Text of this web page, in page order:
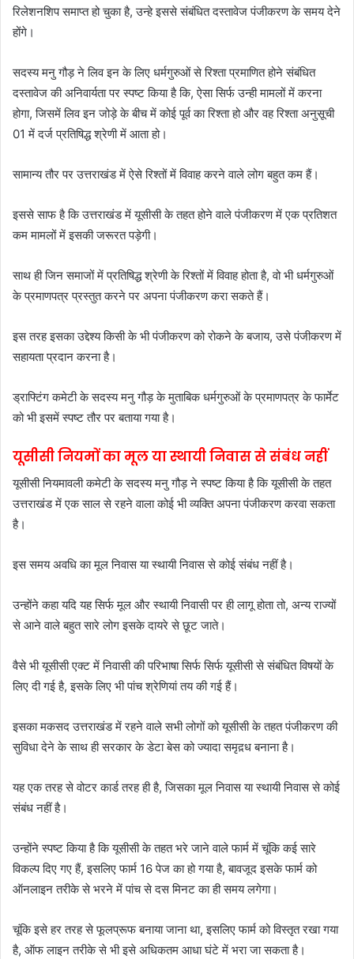
रिलेशनशिप समाप्त हो चुका है, उन्हे इससे संबंधित दस्तावेज पंजीकरण के समय देने
होंगे।
सदस्य मनु गौड़ ने लिव इन के लिए धर्मगुरुओं से रिश्ता प्रमाणित होने संबंधित
दस्तावेज की अनिवार्यता पर स्पष्ट किया है कि, ऐसा सिर्फ उन्ही मामलों में करना
होगा, जिसमें लिव इन जोड़े के बीच में कोई पूर्व का रिश्ता हो और वह रिश्ता अनुसूची
01 में दर्ज प्रतिषिद्ध श्रेणी में आता हो।
सामान्य तौर पर उत्तराखंड में ऐसे रिश्तों में विवाह करने वाले लोग बहुत कम हैं।
इससे साफ है कि उत्तराखंड में यूसीसी के तहत होने वाले पंजीकरण में एक प्रतिशत
कम मामलों में इसकी जरूरत पड़ेगी।
साथ ही जिन समाजों में प्रतिषिद्ध श्रेणी के रिश्तों में विवाह होता है, वो भी धर्मगुरुओं
के प्रमाणपत्र प्रस्तुत करने पर अपना पंजीकरण करा सकते हैं।
इस तरह इसका उद्देश्य किसी के भी पंजीकरण को रोकने के बजाय, उसे पंजीकरण में
सहायता प्रदान करना है।
ड्राफ्टिंग कमेटी के सदस्य मनु गौड़ के मुताबिक धर्मगुरुओं के प्रमाणपत्र के फार्मेट
को भी इसमें स्पष्ट तौर पर बताया गया है।
यूसीसी नियमों का मूल या स्थायी निवास से संबंध नहीं
यूसीसी नियमावली कमेटी के सदस्य मनु गौड़ ने स्पष्ट किया है कि यूसीसी के तहत
उत्तराखंड में एक साल से रहने वाला कोई भी व्यक्ति अपना पंजीकरण करवा सकता
है।
इस समय अवधि का मूल निवास या स्थायी निवास से कोई संबंध नहीं है।
उन्होंने कहा यदि यह सिर्फ मूल और स्थायी निवासी पर ही लागू होता तो, अन्य राज्यों
से आने वाले बहुत सारे लोग इसके दायरे से छूट जाते।
वैसे भी यूसीसी एक्ट में निवासी की परिभाषा सिर्फ सिर्फ यूसीसी से संबंधित विषयों के
लिए दी गई है, इसके लिए भी पांच श्रेणियां तय की गई हैं।
इसका मकसद उत्तराखंड में रहने वाले सभी लोगों को यूसीसी के तहत पंजीकरण की
सुविधा देने के साथ ही सरकार के डेटा बेस को ज्यादा समृद़ध बनाना है।
यह एक तरह से वोटर कार्ड तरह ही है, जिसका मूल निवास या स्थायी निवास से कोई
संबंध नहीं है।
उन्होंने स्पष्ट किया है कि यूसीसी के तहत भरे जाने वाले फार्म में चूंकि कई सारे
विकल्प दिए गए हैं, इसलिए फार्म 16 पेज का हो गया है, बावजूद इसके फार्म को
ऑनलाइन तरीके से भरने में पांच से दस मिनट का ही समय लगेगा।
चूंकि इसे हर तरह से फूलप्रूफ बनाया जाना था, इसलिए फार्म को विस्तृत रखा गया
है, ऑफ लाइन तरीके से भी इसे अधिकतम आधा घंटे में भरा जा सकता है।